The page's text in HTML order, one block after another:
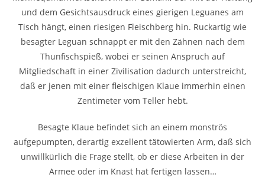
und dem Gesichtsausdruck eines gierigen Leguanes am
Tisch hängt, einen riesigen Fleischberg hin. Ruckartig wie
besagter Leguan schnappt er mit den Zähnen nach dem
Thunfischspieß, wobei er seinen Anspruch auf
Mitgliedschaft in einer Zivilisation dadurch unterstreicht,
daß er jenen mit einer fleischigen Klaue immerhin einen
Zentimeter vom Teller hebt.
Besagte Klaue befindet sich an einem monströs
aufgepumpten, derartig exzellent tätowierten Arm, daß sich
unwillkürlich die Frage stellt, ob er diese Arbeiten in der
Armee oder im Knast hat fertigen lassen…